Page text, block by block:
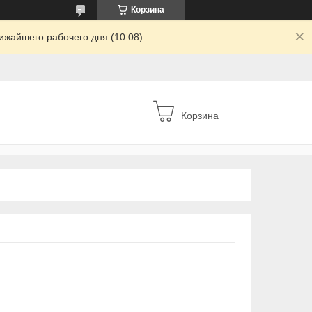
Корзина
рабочего дня (10.08)
Корзина